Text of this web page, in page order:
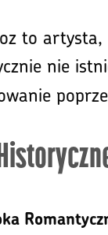
to artysta,
nie